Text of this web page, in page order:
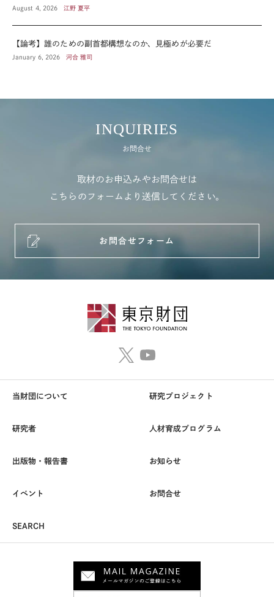
August 4, 2026 江野 夏平
【論考】誰のための副首都構想なのか、見極めが必要だ
January 6, 2026 河合 雅司
INQUIRIES
お問合せ
取材のお申込みやお問合せは
こちらのフォームより送信してください。
お問合せフォーム
当財団について 研究プロジェクト
研究者 人材育成プログラム
出版物・報告書 お知らせ
イベント お問合せ
SEARCH